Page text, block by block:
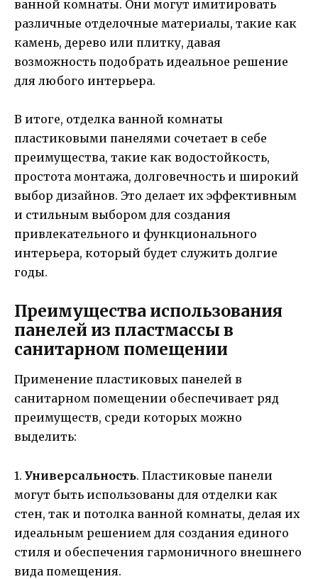
ванной комнаты. Они могут имитировать
различные отделочные материалы, такие как
камень, дерево или плитку, давая
возможность подобрать идеальное решение
для любого интерьера.
В итоге, отделка ванной комнаты
пластиковыми панелями сочетает в себе
преимущества, такие как водостойкость,
простота монтажа, долговечность и широкий
выбор дизайнов. Это делает их эффективным
и стильным выбором для создания
привлекательного и функционального
интерьера, который будет служить долгие
годы.
Преимущества использования
панелей из пластмассы в
санитарном помещении
Применение пластиковых панелей в
санитарном помещении обеспечивает ряд
преимуществ, среди которых можно
выделить:
1. Универсальность. Пластиковые панели
могут быть использованы для отделки как
стен, так и потолка ванной комнаты, делая их
идеальным решением для создания единого
стиля и обеспечения гармоничного внешнего
вида помещения.